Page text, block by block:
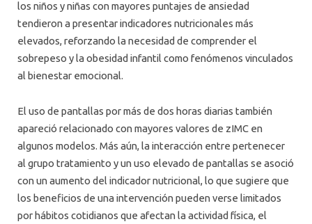
los niños y niñas con mayores puntajes de ansiedad
tendieron a presentar indicadores nutricionales más
elevados, reforzando la necesidad de comprender el
sobrepeso y la obesidad infantil como fenómenos vinculados
al bienestar emocional.
El uso de pantallas por más de dos horas diarias también
apareció relacionado con mayores valores de zIMC en
algunos modelos. Más aún, la interacción entre pertenecer
al grupo tratamiento y un uso elevado de pantallas se asoció
con un aumento del indicador nutricional, lo que sugiere que
los beneficios de una intervención pueden verse limitados
por hábitos cotidianos que afectan la actividad física, el